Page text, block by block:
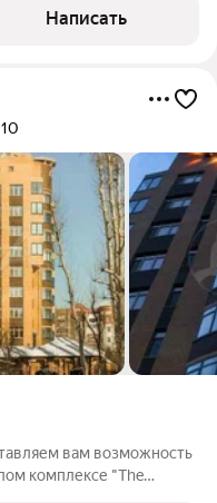
на
Написать
10
вам возможность
комплексе "The